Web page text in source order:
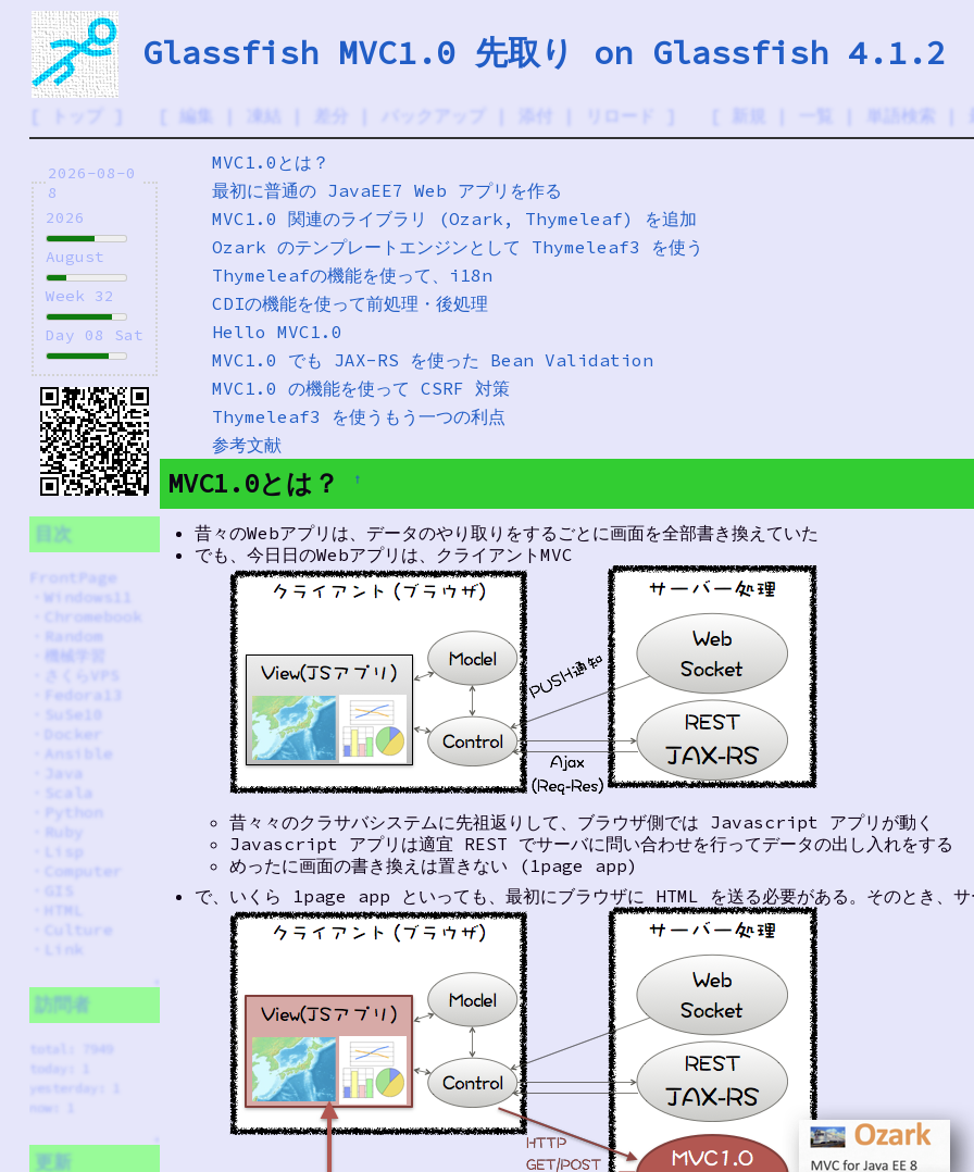
Glassfish MVC1.0 先取り on Glassfish 4.1.2
トップ 編集 凍結 差分 バックアップ 添付 リロード 単語検索
2026-08-0
8
2026
August
Week 32
Day 08 Sat
目次
FrontPage
Windows11
Chromebook
Random
機械学習
さくらVPS
Fedora13
SuSe10
Docker
Ansible
Java
Scala
Python
Ruby
Lisp
Computer
GIS
HTML
Culture
Link
訪問者
total: 7949
today: 1
yesterday: 1
now: 1
更新
MVC1.0とは？
最初に普通の JavaEE7 Web アプリを作る
MVC1.0 関連のライブラリ (Ozark, Thymeleaf) を追加
Ozark のテンプレートエンジンとして Thymeleaf3 を使う
Thymeleafの機能を使って、i18n
CDIの機能を使って前処理・後処理
Hello MVC1.0
MVC1.0 でも JAX-RS を使った Bean Validation
MVC1.0 の機能を使って CSRF 対策
Thymeleaf3 を使うもう一つの利点
参考文献
MVC1.0とは？ †
昔々のWebアプリは、データのやり取りをするごとに画面を全部書き換えていた
でも、今日日のWebアプリは、クライアントMVC
昔々々のクラサバシステムに先祖返りして、ブラウザ側では Javascript アプリが動く
Javascript アプリは適宜 REST でサーバに問い合わせを行ってデータの出し入れをする
めったに画面の書き換えは置きない (1page app)
で、いくら 1page app といっても、最初にブラウザに HTML を送る必要がある。そのとき、